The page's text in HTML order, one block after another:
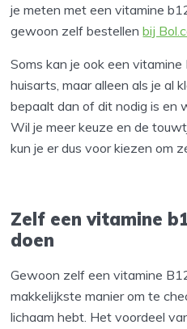
je meten met een vitamine
gewoon zelf bestellenbij
Soms kan je ook een
huisarts, maar alleen als je al
bepaalt dan of dit nodig is en
Wil je meer keuze en de
kun je er dus voor kiezen om
Zelf een vitamine
doen
Gewoon zelf een vitamine
makkelijkste manier om te
lichaam hebt. Het voordeel